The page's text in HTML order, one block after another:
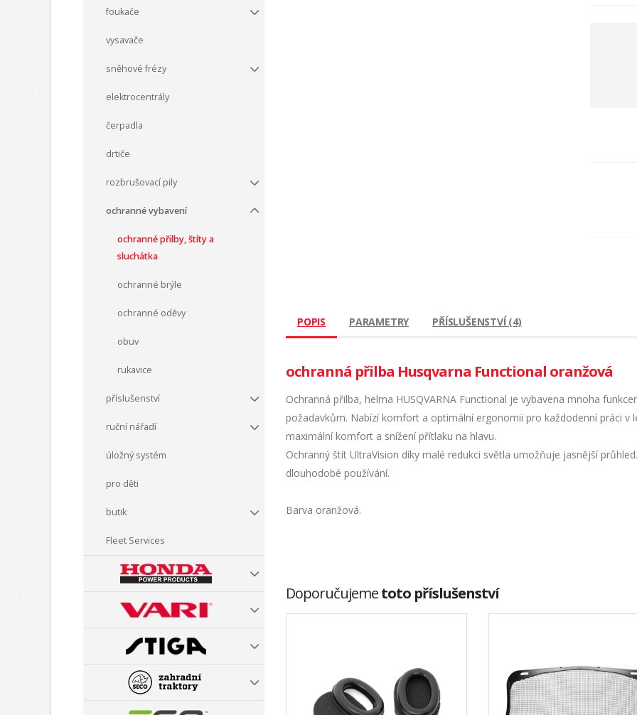
foukače
vysavače
sněhové frézy
elektrocentrály
čerpadla
drtiče
rozbrušovací pily
ochranné vybavení
ochranné přilby, štíty a
sluchátka
ochranné brýle
ochranné oděvy
obuv
rukavice
příslušenství
ruční nářadí
úložný systém
pro děti
butik
Fleet Services
POPIS PARAMETRY PŘÍSLUŠENSTVÍ (4)
ochranná přilba Husqvarna Functional oranžová
Ochranná přilba, helma HUSQVARNA Functional je vybavena mnoha
požadavkům. Nabízí komfort a optimální ergonomii pro každodenní práci v
maximální komfort a snížení přítlaku na hlavu.
Ochranný štít UltraVision díky malé redukci světla umožňuje jasnější
dlouhodobé používání.
Barva oranžová.
Doporučujemetoto příslušenství